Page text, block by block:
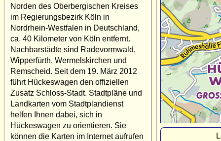
Norden des Oberbergischen Kreises
im Regierungsbezirk Köln in
Nordrhein-Westfalen in Deutschland,
ca. 40 Kilometer von Köln entfernt.
Nachbarstädte sind Radevormwald,
Wipperfürth, Wermelskirchen und
Remscheid. Seit dem 19. März 2012
führt Hückeswagen den offiziellen
Zusatz Schloss-Stadt. Stadtpläne und
Landkarten vom Stadtplandienst
helfen Ihnen dabei, sich in
Hückeswagen zu orientieren. Sie
können die Karten im Internet aufrufen